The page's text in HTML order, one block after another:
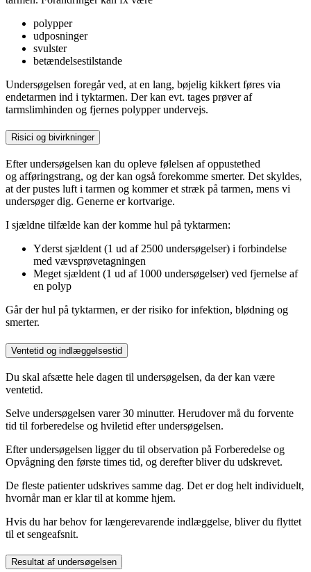
polypper
udposninger
svulster
betændelsestilstande
Undersøgelsen foregår ved, at en lang, bøjelig kikkert føres via
endetarmen ind i tyktarmen. Der kan evt. tages prøver af
tarmslimhinden og fjernes polypper undervejs.
Risici og bivirkninger
Efter undersøgelsen kan du opleve følelsen af oppustethed
og afføringstrang, og der kan også forekomme smerter. Det skyldes,
at der pustes luft i tarmen og kommer et stræk på tarmen, mens vi
undersøger dig. Generne er kortvarige.
I sjældne tilfælde kan der komme hul på tyktarmen:
Yderst sjældent (1 ud af 2500 undersøgelser) i forbindelse
med vævsprøvetagningen
Meget sjældent (1 ud af 1000 undersøgelser) ved fjernelse af
en polyp
Går der hul på tyktarmen, er der risiko for infektion, blødning og
smerter.
Ventetid og indlæggelsestid
Du skal afsætte hele dagen til undersøgelsen, da der kan være
ventetid.
Selve undersøgelsen varer 30 minutter. Herudover må du forvente
tid til forberedelse og hviletid efter undersøgelsen.
Efter undersøgelsen ligger du til observation på Forberedelse og
Opvågning den første times tid, og derefter bliver du udskrevet.
De fleste patienter udskrives samme dag. Det er dog helt individuelt,
hvornår man er klar til at komme hjem.
Hvis du har behov for længerevarende indlæggelse, bliver du flyttet
til et sengeafsnit.
Resultat af undersøgelsen